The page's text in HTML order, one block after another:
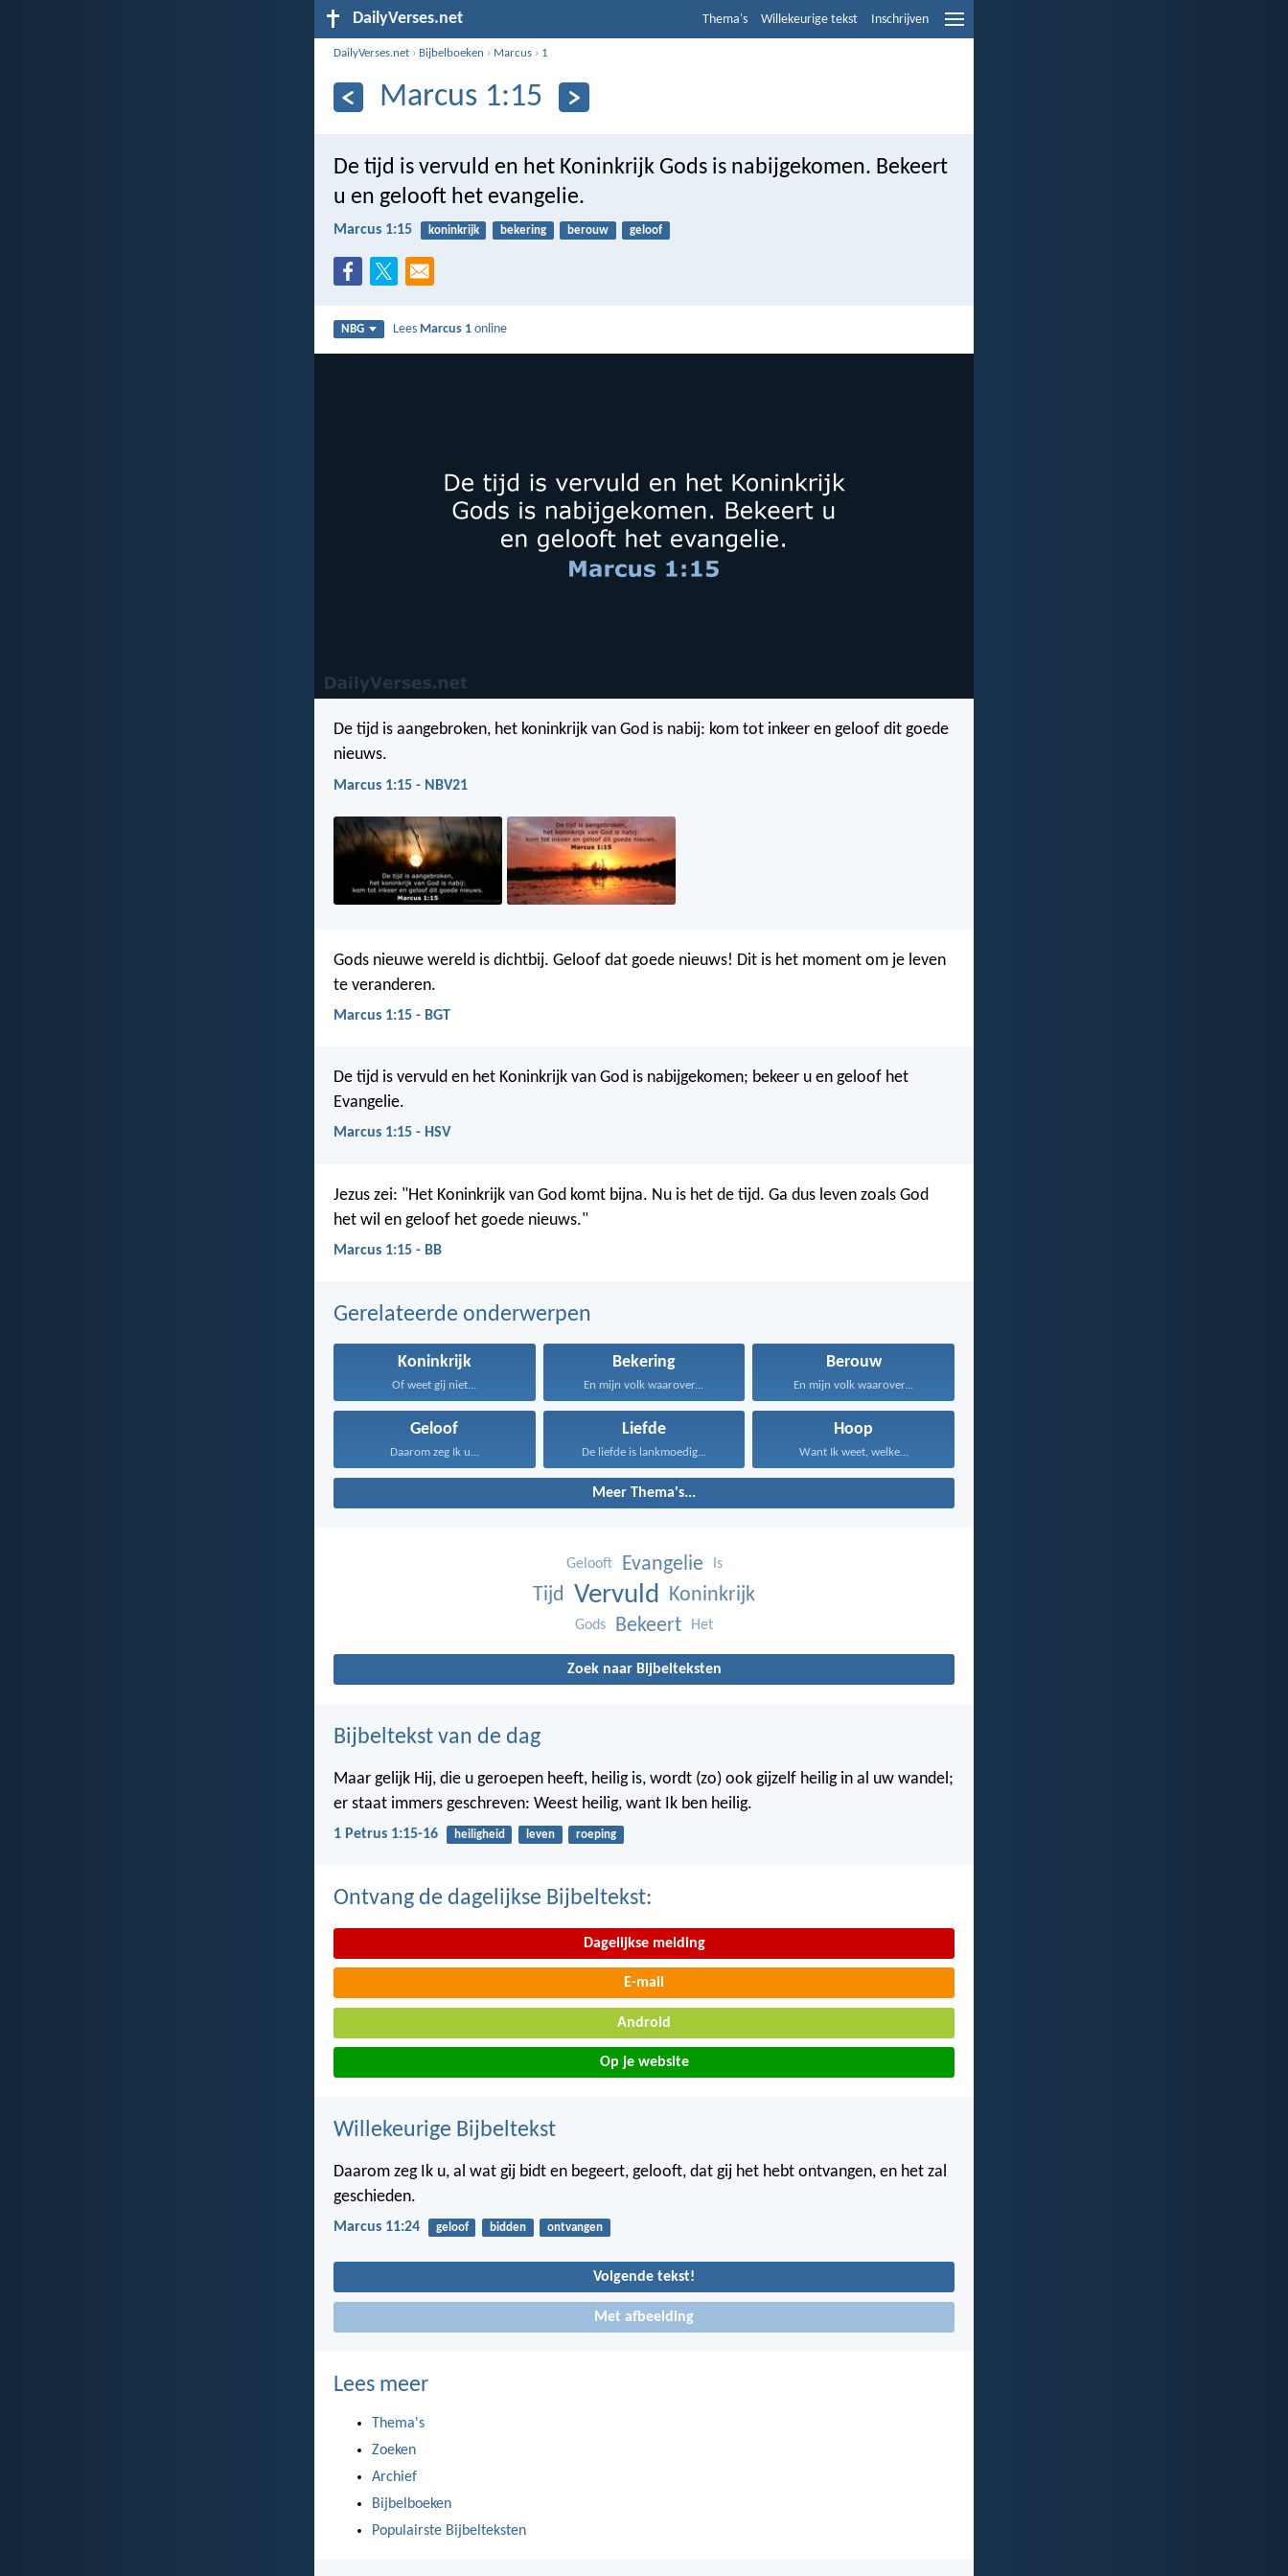
DailyVerses.net Thema's Willekeurige tekst Inschrijven
DailyVerses.net › Bijbelboeken › Marcus › 1
Marcus 1:15
De tijd is vervuld en het Koninkrijk Gods is nabijgekomen. Bekeert
u en gelooft het evangelie.
Marcus 1:15 koninkrijk bekering berouw geloof
NBG Lees Marcus 1 online
De tijd is aangebroken, het koninkrijk van God is nabij: kom tot inkeer en geloof dit goede
nieuws.
Marcus 1:15 - NBV21
Gods nieuwe wereld is dichtbij. Geloof dat goede nieuws! Dit is het moment om je leven
te veranderen.
Marcus 1:15 - BGT
De tijd is vervuld en het Koninkrijk van God is nabijgekomen; bekeer u en geloof het
Evangelie.
Marcus 1:15 - HSV
Jezus zei: "Het Koninkrijk van God komt bijna. Nu is het de tijd. Ga dus leven zoals God
het wil en geloof het goede nieuws."
Marcus 1:15 - BB
Gerelateerde onderwerpen
Koninkrijk
Of weet gij niet...
Bekering
En mijn volk waarover...
Berouw
En mijn volk waarover...
Geloof
Daarom zeg Ik u...
Liefde
De liefde is lankmoedig...
Hoop
Want Ik weet, welke...
Meer Thema's...
Gelooft Evangelie Is
Tijd Vervuld Koninkrijk
Gods Bekeert Het
Zoek naar Bijbelteksten
Bijbeltekst van de dag
Maar gelijk Hij, die u geroepen heeft, heilig is, wordt (zo) ook gijzelf heilig in al uw wandel;
er staat immers geschreven: Weest heilig, want Ik ben heilig.
1 Petrus 1:15-16 heiligheid leven roeping
Ontvang de dagelijkse Bijbeltekst:
Dagelijkse melding
E-mail
Android
Op je website
Willekeurige Bijbeltekst
Daarom zeg Ik u, al wat gij bidt en begeert, gelooft, dat gij het hebt ontvangen, en het zal
geschieden.
Marcus 11:24 geloof bidden ontvangen
Volgende tekst!
Met afbeelding
Lees meer
Thema's
Zoeken
Archief
Bijbelboeken
Populairste Bijbelteksten